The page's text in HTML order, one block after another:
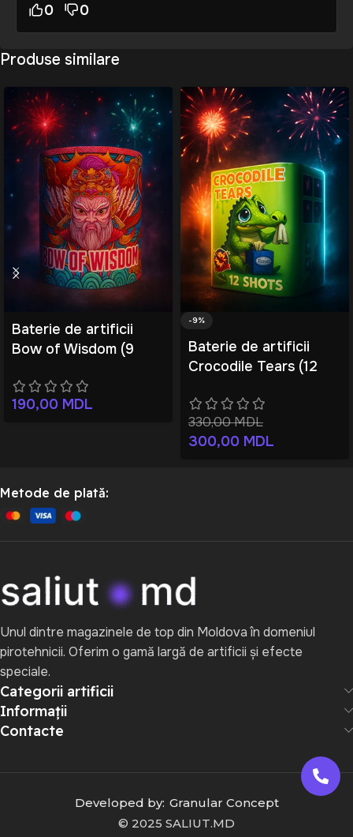
0 0
Produse similare
Baterie de artificii
Bow of Wisdom (9
190,00 MDL
-9%
Baterie de artificii
Crocodile Tears (12
330,00MDL
300,00 MDL
Metode de plată:
Unul dintre magazinele de top din Moldova în domeniul
pirotehnicii. Oferim o gamă largă de artificii și efecte
speciale.
Categorii artificii
Informații
Contacte
© 2025 SALIUT.MD
Developed by: Granular Concept